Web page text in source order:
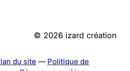
© 2026 izard création
du site — Politique de